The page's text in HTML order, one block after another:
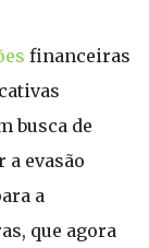
financeiras
busca de
evasão
a
que agora